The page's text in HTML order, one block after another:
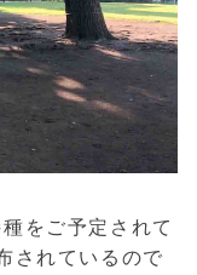
をご予定されて
されているので